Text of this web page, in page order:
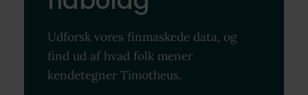
Udforsk vores finmaskede data, og
find ud af hvad folk mener
kendetegner Timotheus.